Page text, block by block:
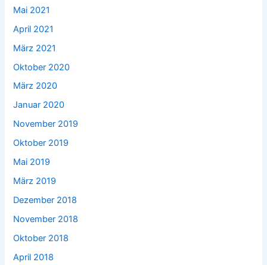
Mai 2021
April 2021
März 2021
Oktober 2020
März 2020
Januar 2020
November 2019
Oktober 2019
Mai 2019
März 2019
Dezember 2018
November 2018
Oktober 2018
April 2018